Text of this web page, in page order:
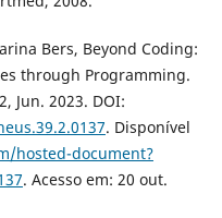
Bers, Beyond Coding:
through Programming.
Jun. 2023. DOI:
. Disponível
hosted-document?
. Acesso em: 20 out.